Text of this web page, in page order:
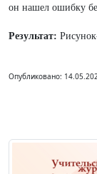
он нашел ошибку
Результат:
Опубликовано: